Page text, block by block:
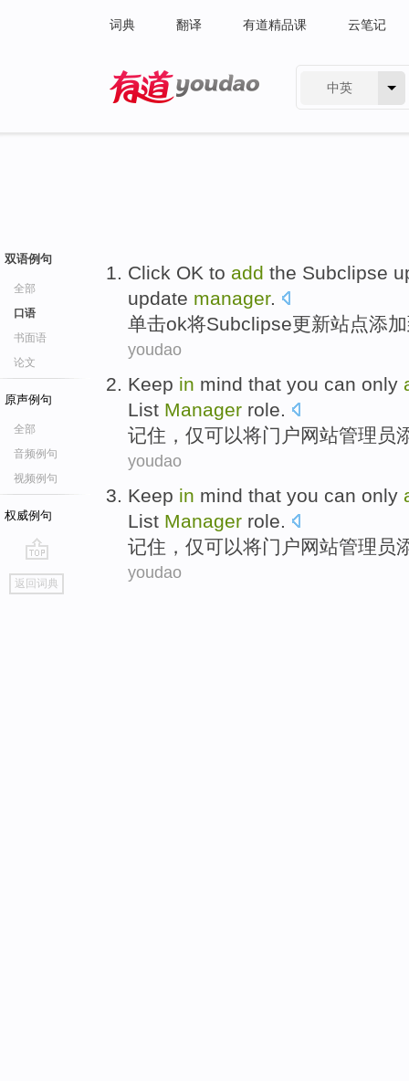
词典 翻译 有道精品课 云笔记
中英
双语例句
全部
口语
书面语
论文
原声例句
全部
音频例句
视频例句
权威例句
go
top
返回词典
Click OK to add the Subclipse
update manager.
单击ok将Subclipse更新站点添加
youdao
Keep in mind that you can only
List Manager role.
记住 ， 仅可以将门户网站管理员
youdao
Keep in mind that you can only
List Manager role
记住 ， 仅可以将门户网站管理员
youdao